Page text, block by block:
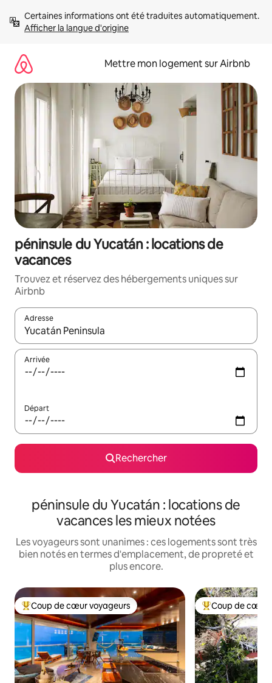
directement
Afficher la langue d'origine
Mettre mon logement sur Airbnb
péninsule du Yucatán : locations de
vacances
Trouvez et réservez des hébergements uniques sur
Airbnb
Adresse
Lorsque les résultats s'affichent, utilisez les flèches vers le
Arrivée
Départ
Rechercher
péninsule du Yucatán : locations de
vacances les mieux notées
Les voyageurs sont unanimes : ces logements sont très
bien notés en termes d'emplacement, de propreté et
plus encore.
Coups de cœur voyageurs les plus appréciés
Coup de cœur voyageurs Coups de cœur
Coup de cœur